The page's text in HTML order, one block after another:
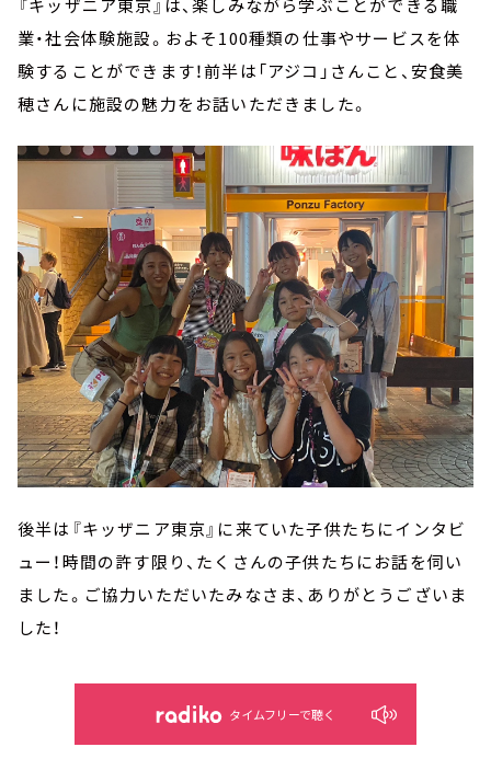
『キッザニア東京』は、楽しみながら学ぶことができる職
業・社会体験施設。およそ100種類の仕事やサービスを体
験することができます！前半は「アジコ」さんこと、安食美
穂さんに施設の魅力をお話いただきました。
後半は『キッザニア東京』に来ていた子供たちにインタビ
ュー！時間の許す限り、たくさんの子供たちにお話を伺い
ました。ご協力いただいたみなさま、ありがとうございま
した！
タイムフリーで聴く